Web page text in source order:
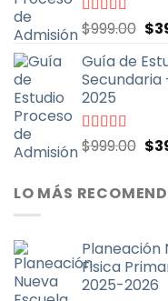
Valorado
con
5
$999.00 El
$
Guía de
Secundaria
2025
Valorado
con
$999.00 El
$
LO MÁS
Planeación
Fisica
2025-2026